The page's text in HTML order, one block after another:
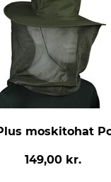
moskitohat
149,00 kr.